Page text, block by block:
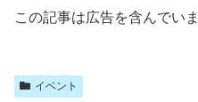
この記事は広告を含んでい
イベント